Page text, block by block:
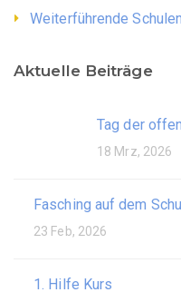
Weiterführende Schulen
Aktuelle Beiträge
Tag der
18 Mrz, 2026
Fasching auf dem
23 Feb, 2026
1. Hilfe Kurs